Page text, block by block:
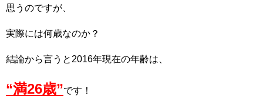
思うのですが、
実際には何歳なのか？
結論から言うと2016年現在の年齢は、
“満26歳”です！